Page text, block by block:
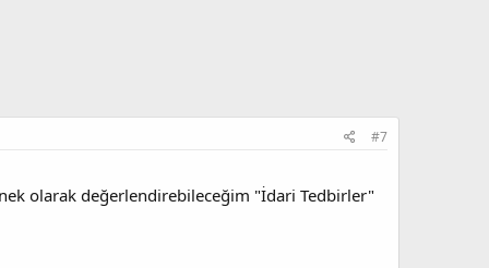
#7
olarak değerlendirebileceğim "İdari Tedbirler"